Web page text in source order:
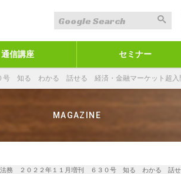
通信講座 セミナー
号 知る わかる 話せる 経済・金融マーケット超
MAGAZINE
法務 ２０２２年１１月増刊 ６３０号 知る わかる 話